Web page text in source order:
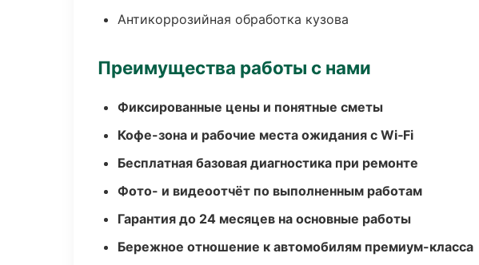
Антикоррозийная обработка кузова
Преимущества работы с нами
Фиксированные цены и понятные сметы
Кофе-зона и рабочие места ожидания с Wi‑Fi
Бесплатная базовая диагностика при ремонте
Фото- и видеоотчёт по выполненным работам
Гарантия до 24 месяцев на основные работы
Бережное отношение к автомобилям премиум-класса